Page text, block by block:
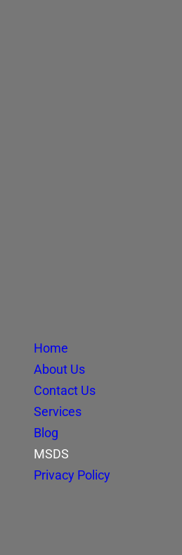
Home
About Us
Contact Us
Services
Blog
MSDS
Privacy Policy